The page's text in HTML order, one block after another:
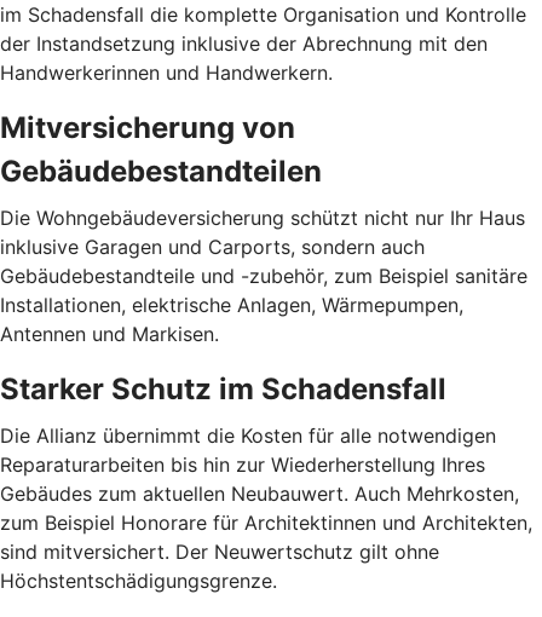
im Schadensfall die komplette Organisation und Kontrolle
der Instandsetzung inklusive der Abrechnung mit den
Handwerkerinnen und Handwerkern.
Mitversicherung von
Gebäudebestandteilen
Die Wohngebäudeversicherung schützt nicht nur Ihr Haus
inklusive Garagen und Carports, sondern auch
Gebäudebestandteile und -zubehör, zum Beispiel sanitäre
Installationen, elektrische Anlagen, Wärmepumpen,
Antennen und Markisen.
Starker Schutz im Schadensfall
Die Allianz übernimmt die Kosten für alle notwendigen
Reparaturarbeiten bis hin zur Wiederherstellung Ihres
Gebäudes zum aktuellen Neubauwert. Auch Mehrkosten,
zum Beispiel Honorare für Architektinnen und Architekten,
sind mitversichert. Der Neuwertschutz gilt ohne
Höchstentschädigungsgrenze.